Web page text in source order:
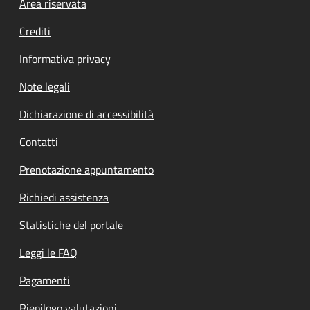
Crediti
Informativa privacy
Note legali
Dichiarazione di accessibilità
Contatti
Prenotazione appuntamento
Richiedi assistenza
Statistiche del portale
Leggi le FAQ
Pagamenti